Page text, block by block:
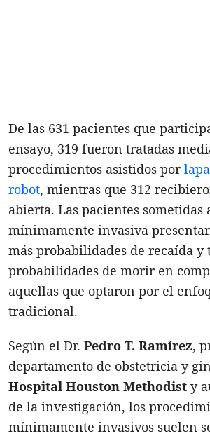
De las 631 pacientes que
ensayo, 319 fueron tratadas
procedimientos asistidos por
robot, mientras que 312
abierta. Las pacientes sometidas
mínimamente invasiva
más probabilidades de recaída y
probabilidades de morir en
aquellas que optaron por el
tradicional.
Según el Dr. Pedro T. Ramírez,
departamento de obstetricia y
Hospital Houston Methodist y
de la investigación, los
mínimamente invasivos suelen